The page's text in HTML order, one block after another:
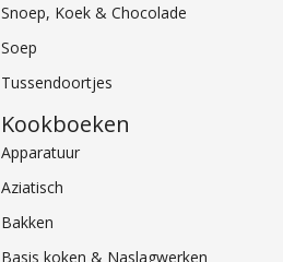
Snoep, Koek & Chocolade
Soep
Tussendoortjes
Kookboeken
Apparatuur
Aziatisch
Bakken
Basis koken & Naslagwerken